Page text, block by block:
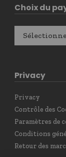
Choix du
Privacy
Privacy
Contrôle des
Paramètres de
Conditions
Retour des